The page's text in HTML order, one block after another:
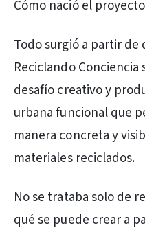
Cómo nació el
Todo surgió a partir de
Reciclando
desafío creativo y
urbana funcional que
manera concreta y
materiales reciclados.
No se trataba solo de
qué se puede crear a